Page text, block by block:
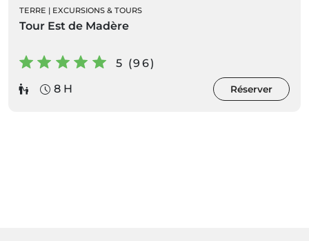
TERRE | EXCURSIONS & TOURS
Tour Est de Madère
5 (96)
8 H
Réserver